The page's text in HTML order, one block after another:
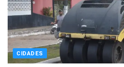
CIDADES